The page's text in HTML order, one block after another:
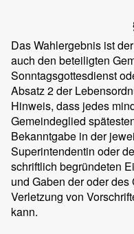
Das Wahlergebnis ist
auch den beteiligten
Sonntagsgottesdienst
Absatz 2 der
Hinweis, dass jedes
Gemeindeglied
Bekanntgabe in der
Superintendentin oder
schriftlich begründeten
und Gaben der oder
Verletzung von
kann.